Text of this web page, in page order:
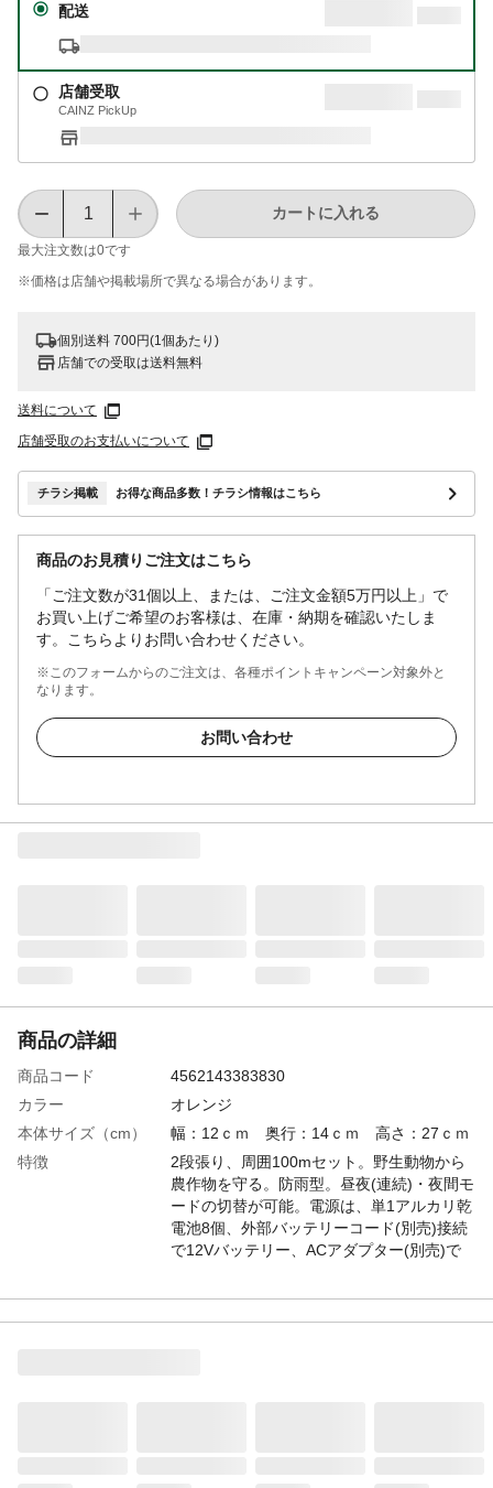
配送
店舗受取
CAINZ PickUp
最大注文数は0です
カートに入れる
※価格は​店舗や​掲載場所で​異なる​場合が​あります。
個別送料 700円(1個あたり)
店舗での受取は送料無料
送料について
店舗受取のお支払いについて
チラシ掲載 お得な商品多数！チラシ情報はこちら
商品のお見積りご注文はこちら
「ご注文数が31個以上、または、ご注文金額5万円以上」で
お買い上げご希望のお客様は、在庫・納期を確認いたしま
す。こちらよりお問い合わせください。
※このフォームからのご注文は、各種ポイントキャンペーン対象外と
なります。
お問い合わせ
商品の詳細
商品コード
4562143383830
カラー
オレンジ
本体サイズ（cm）
幅：12ｃｍ 奥行：14ｃｍ 高さ：27ｃｍ
特徴
2段張り、周囲100mセット。野生動物から
農作物を守る。防雨型。昼夜(連続)・夜間モ
ードの切替が可能。電源は、単1アルカリ乾
電池8個、外部バッテリーコード(別売)接続
で12Vバッテリー、ACアダプター(別売)で
電源
アルカリ単一乾電池